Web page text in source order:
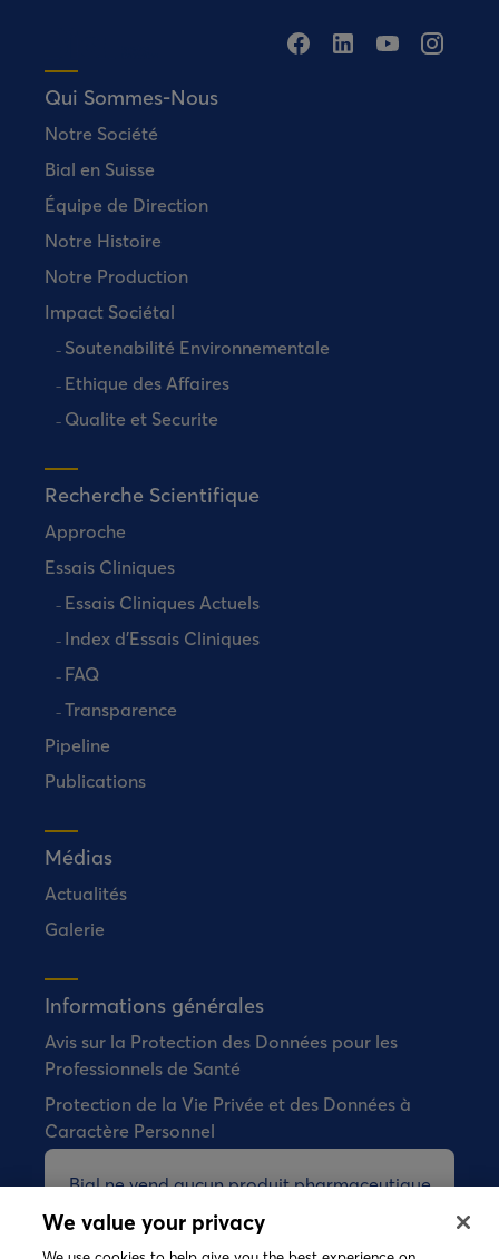
Qui Sommes-Nous
Notre Société
Bial en Suisse
Équipe de Direction
Notre Histoire
Notre Production
Impact Sociétal
Soutenabilité Environnementale
Ethique des Affaires
Qualite et Securite
Recherche Scientifique
Approche
Essais Cliniques
Essais Cliniques Actuels
Index d’Essais Cliniques
FAQ
Transparence
Pipeline
Publications
Médias
Actualités
Galerie
Informations générales
Avis sur la Protection des Données pour les
Professionnels de Santé
Protection de la Vie Privée et des Données à
Caractère Personnel
Bial ne vend aucun produit pharmaceutique
directement aux consommateurs.
We value your privacy